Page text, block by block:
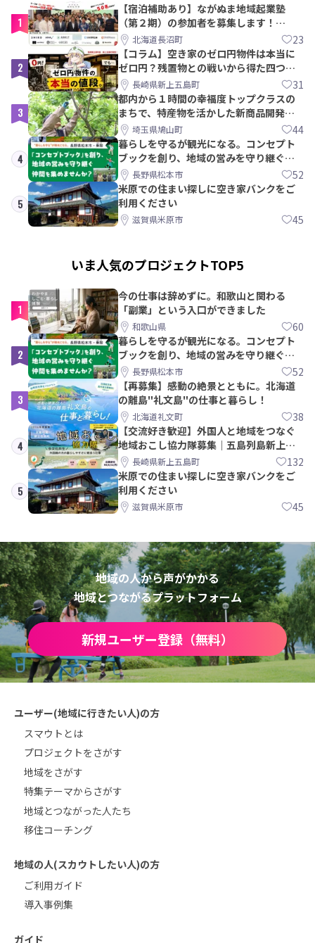
1
【宿泊補助あり】ながぬま地域起業塾
（第２期）の参加者を募集します！
【8/21〆】
北海道長沼町 23
2
【コラム】空き家のゼロ円物件は本当に
ゼロ円？残置物との戦いから得た四つの
教訓｜新上五島町
長崎県新上五島町 31
3
都内から１時間の幸福度トップクラスの
まちで、特産物を活かした新商品開発＆
PRメンバー募集！
埼玉県鳩山町 44
4
暮らしを守るが観光になる。コンセプト
ブックを創り、地域の営みを守り継ぐ仲
間を集めませんか？
長野県松本市 52
5
米原での住まい探しに空き家バンクをご
利用ください
滋賀県米原市 45
いま人気のプロジェクトTOP5
1
今の仕事は辞めずに。和歌山と関わる
「副業」という入口ができました
和歌山県 60
2
暮らしを守るが観光になる。コンセプト
ブックを創り、地域の営みを守り継ぐ仲
間を集めませんか？
長野県松本市 52
3
【再募集】感動の絶景とともに。北海道
の離島"礼文島"の仕事と暮らし！
北海道礼文町 38
4
【交流好き歓迎】外国人と地域をつなぐ
地域おこし協力隊募集｜五島列島新上五
島町長崎県新上五島町 132
5
米原での住まい探しに空き家バンクをご
利用ください
滋賀県米原市 45
地域の人から声がかかる
地域とつながるプラットフォーム
新規ユーザー登録（無料）
ユーザー(地域に行きたい人)の方
スマウトとは
プロジェクトをさがす
地域をさがす
特集テーマからさがす
地域とつながった人たち
移住コーチング
地域の人(スカウトしたい人)の方
ご利用ガイド
導入事例集
ガイド